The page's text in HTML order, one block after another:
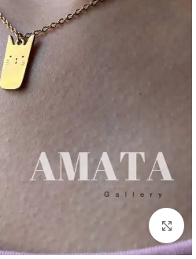
بزرگنمایی تصویر